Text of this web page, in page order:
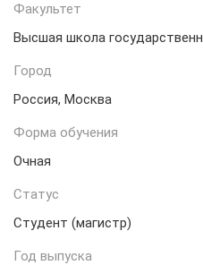
Факультет
Высшая школа
Город
Россия, Москва
Форма обучения
Очная
Статус
Студент (магистр)
Год выпуска